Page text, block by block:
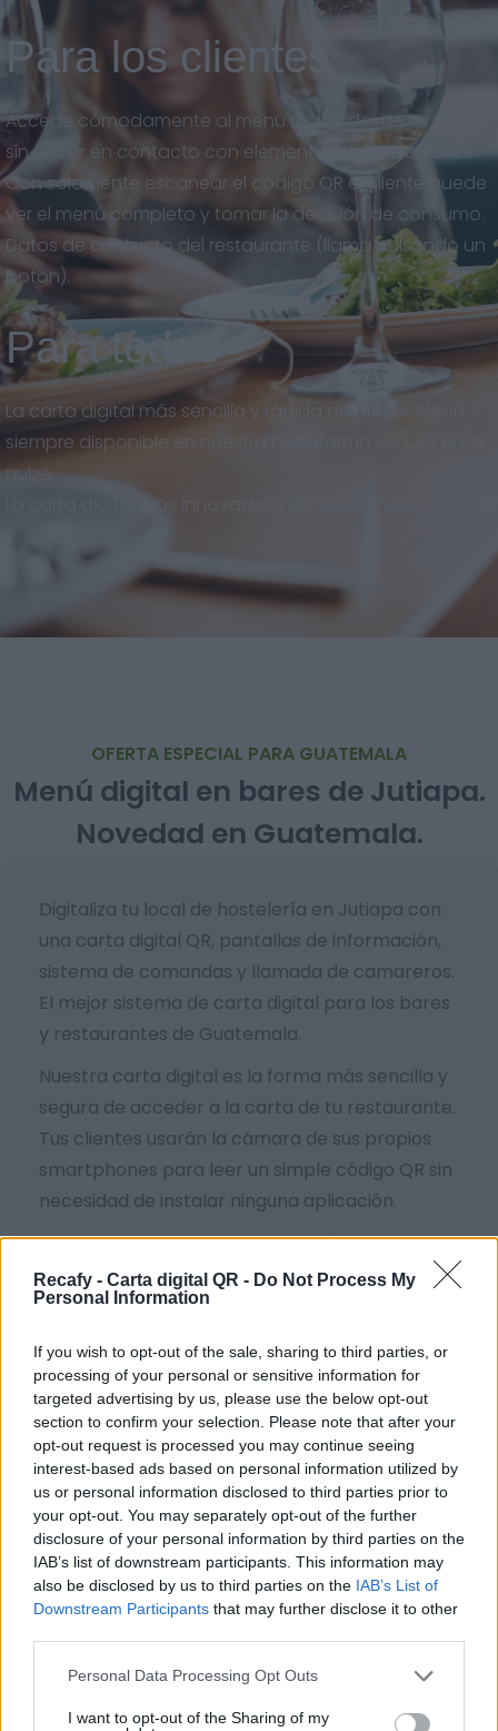
Recafy - Carta digital QR - Do Not Process My
Personal Information
If you wish to opt-out of the sale, sharing to third parties, or
processing of your personal or sensitive information for
targeted advertising by us, please use the below opt-out
section to confirm your selection. Please note that after your
opt-out request is processed you may continue seeing
interest-based ads based on personal information utilized by
us or personal information disclosed to third parties prior to
your opt-out. You may separately opt-out of the further
disclosure of your personal information by third parties on the
IAB’s list of downstream participants. This information may
also be disclosed by us to third parties on the IAB’s List of
Downstream Participants that may further disclose it to other
Please note that this website/app uses one or more Google
not limited to your visit or usage behaviour. You may click to
Personal Data Processing Opt Outs
I want to opt-out of the Sharing of my
Para los clientes
Accede cómodamente al menú digital desde su celular
sin entrar en contacto con elementos del restaurante.
Con solamente escanear el código QR el cliente puede
ver el menú completo y tomar la decisión de consumo.
Datos de contacto del restaurante (llama pulsando un
botón).
Para todos
La carta digital más sencilla y rápida de utilizar. Menú
siempre disponible en nuestra plataforma segura en la
nube.
La carta digital más innovadora de Guatemala.
OFERTA ESPECIAL PARA GUATEMALA
Menú digital en bares de Jutiapa.
Novedad en Guatemala.
Digitaliza tu local de hostelería en Jutiapa con
una carta digital QR, pantallas de información,
sistema de comandas y llamada de camareros.
El mejor sistema de carta digital para los bares
y restaurantes de Guatemala.
Nuestra carta digital es la forma más sencilla y
segura de acceder a la carta de tu restaurante.
Tus clientes usarán la cámara de sus propios
smartphones para leer un simple código QR sin
necesidad de instalar ninguna aplicación.
Hacemos accesible la digitalización de la
hostelería sin importar el tamaño del negocio. Si
necesitas ayuda o no tienes tiempo, podemos
Por eso hemos diseñado un sistema capaz de
ayudar a tu negocio a adaptarse a las
circunstancias actuales que nuestro país está
viviendo. Contamos con una carta de servicios
que pueden ayudarte a aminorar las cargas de
trabajo en tu negocio o empresa para que
puedas ofrecer a tus clientes la seguridad y el
apoyo que merecen. Llega la transformación